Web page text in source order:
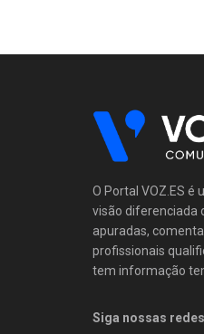
O Portal VOZ.ES
visão diferenciada
apuradas,
profissionais
tem informação
Siga nossas redes